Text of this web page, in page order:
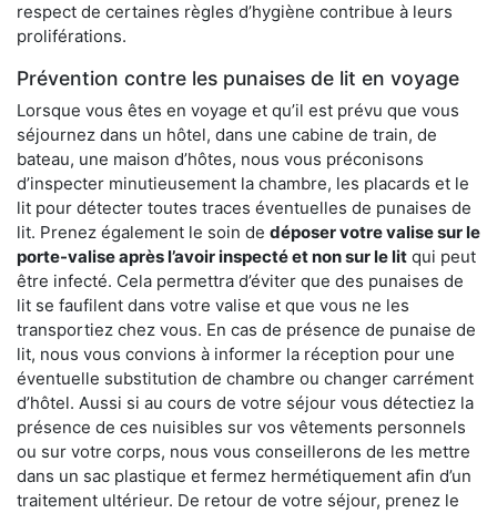
respect de certaines règles d’hygiène contribue à leurs
proliférations.
Prévention contre les punaises de lit en voyage
Lorsque vous êtes en voyage et qu’il est prévu que vous
séjournez dans un hôtel, dans une cabine de train, de
bateau, une maison d’hôtes, nous vous préconisons
d’inspecter minutieusement la chambre, les placards et le
lit pour détecter toutes traces éventuelles de punaises de
lit. Prenez également le soin de déposer votre valise sur le
porte-valise après l’avoir inspecté et non sur le lit qui peut
être infecté. Cela permettra d’éviter que des punaises de
lit se faufilent dans votre valise et que vous ne les
transportiez chez vous. En cas de présence de punaise de
lit, nous vous convions à informer la réception pour une
éventuelle substitution de chambre ou changer carrément
d’hôtel. Aussi si au cours de votre séjour vous détectiez la
présence de ces nuisibles sur vos vêtements personnels
ou sur votre corps, nous vous conseillerons de les mettre
dans un sac plastique et fermez hermétiquement afin d’un
traitement ultérieur. De retour de votre séjour, prenez le